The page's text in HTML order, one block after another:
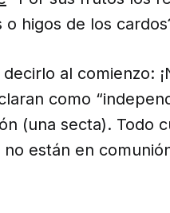
higos de los
al comienzo:
como
(una secta). Todo
están en